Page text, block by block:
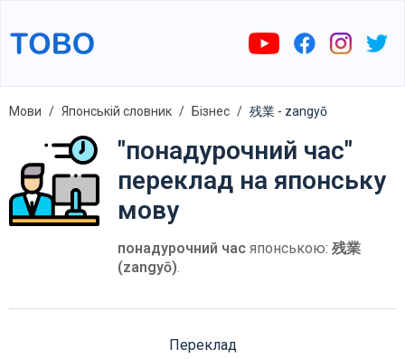
Мови Японській словник Бізнес 残業 - zangyō
"понадурочний час"
переклад на японську
мову
понадурочний час японською: 残業
(zangyō).
Переклад